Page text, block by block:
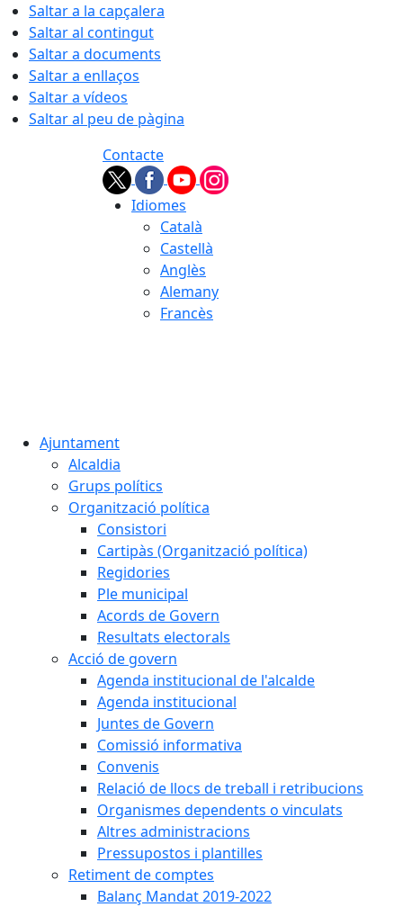
Saltar a la capçalera
Saltar al contingut
Saltar a documents
Saltar a enllaços
Saltar a vídeos
Saltar al peu de pàgina
Contacte
Idiomes
Català
Castellà
Anglès
Alemany
Francès
Ajuntament
Alcaldia
Grups polítics
Organització política
Consistori
Cartipàs (Organització política)
Regidories
Ple municipal
Acords de Govern
Resultats electorals
Acció de govern
Agenda institucional de l'alcalde
Agenda institucional
Juntes de Govern
Comissió informativa
Convenis
Relació de llocs de treball i retribucions
Organismes dependents o vinculats
Altres administracions
Pressupostos i plantilles
Retiment de comptes
Balanç Mandat 2019-2022